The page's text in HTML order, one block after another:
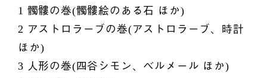
1 髑髏の巻(髑髏絵のある石 ほか)
2 アストロラーブの巻(アストロラーブ、時計
ほか)
3 人形の巻(四谷シモン、ベルメール ほか)